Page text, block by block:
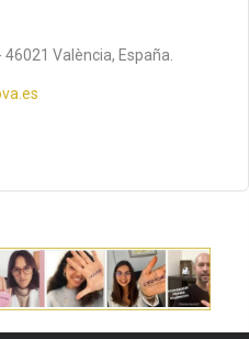
València, España.